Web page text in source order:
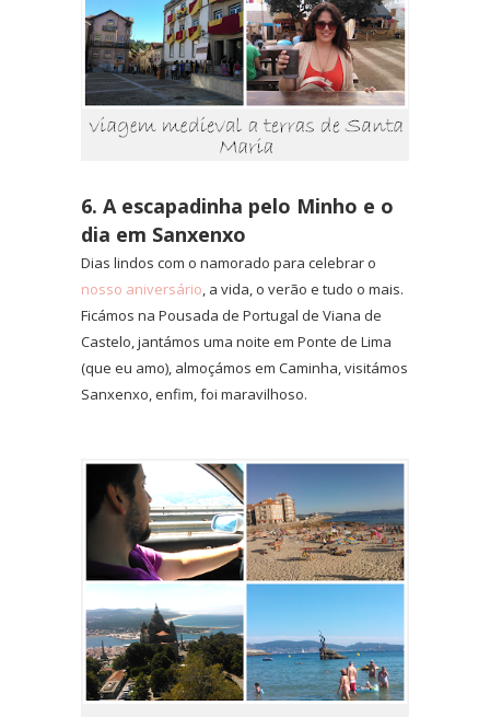
6. A escapadinha pelo Minho e o
dia em Sanxenxo
Dias lindos com o namorado para celebrar o
nosso aniversário , a vida, o verão e tudo o mais.
Ficámos na Pousada de Portugal de Viana de
Castelo, jantámos uma noite em Ponte de Lima
(que eu amo), almoçámos em Caminha, visitámos
Sanxenxo, enfim, foi maravilhoso.